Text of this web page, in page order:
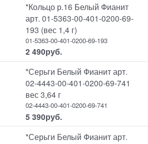
*Кольцо р.16 Белый Фианит
арт. 01-5363-00-401-0200-69-
193 (вес 1,4 г)
01-5363-00-401-0200-69-193
2 490руб.
*Серьги Белый Фианит арт.
02-4443-00-401-0200-69-741
вес 3,64 г
02-4443-00-401-0200-69-741
5 390руб.
*Серьги Белый Фианит арт.